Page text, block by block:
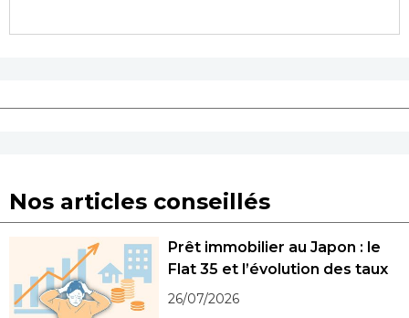
Nos articles conseillés
Prêt immobilier au Japon : le
Flat 35 et l’évolution des taux
26/07/2026